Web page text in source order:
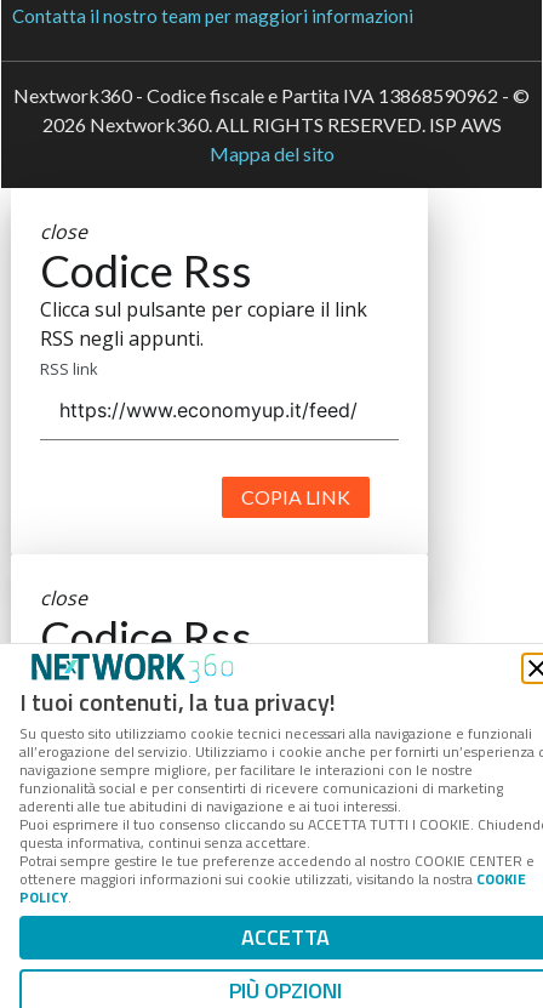
I tuoi contenuti, la tua privacy!
Su questo sito utilizziamo cookie tecnici necessari alla navigazione e funzionali
all’erogazione del servizio. Utilizziamo i cookie anche per fornirti un’esperienza
navigazione sempre migliore, per facilitare le interazioni con le nostre
funzionalità social e per consentirti di ricevere comunicazioni di marketing
aderenti alle tue abitudini di navigazione e ai tuoi interessi.
Puoi esprimere il tuo consenso cliccando su ACCETTA TUTTI I COOKIE.
questa informativa, continui senza accettare.
Potrai sempre gestire le tue preferenze accedendo al nostro COOKIE CENTER e
ottenere maggiori informazioni sui cookie utilizzati, visitando la nostra COOKIE
POLICY.
ACCETTA
PIÙ OPZIONI
Contatta il nostro team per maggiori informazioni
Nextwork360 - Codice fiscale e Partita IVA 13868590962 - ©
2026 Nextwork360. ALL RIGHTS RESERVED. ISP AWS
Mappa del sito
close
Codice Rss
Clicca sul pulsante per copiare il link
RSS negli appunti.
RSS link
COPIA LINK
close
Codice Rss
Clicca sul pulsante per copiare il link
RSS negli appunti.
RSS link
COPIA LINK